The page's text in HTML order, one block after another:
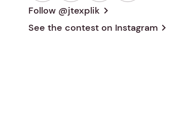
Follow @jtexplik chevron_right
See the contest on Instagram chevron_right